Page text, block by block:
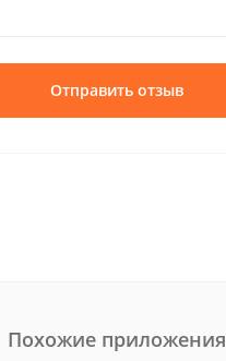
Отправить отзыв
Похожие приложения